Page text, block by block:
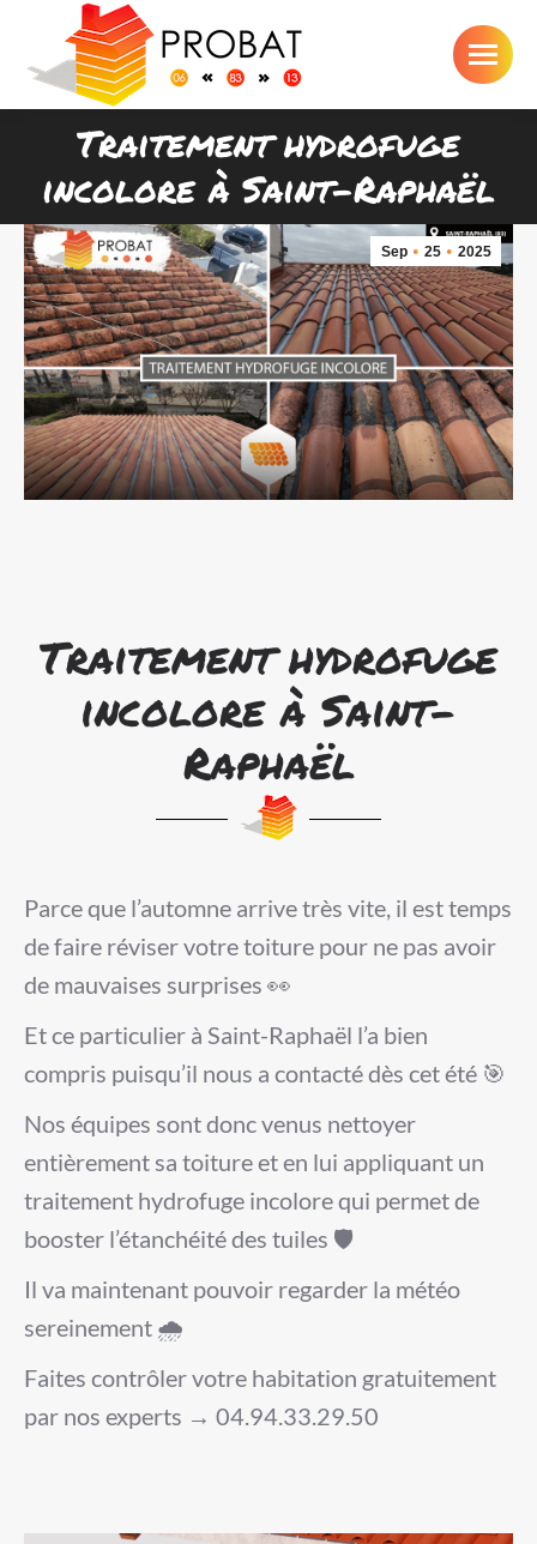
Traitement hydrofuge
incolore à Saint-Raphaël
Vous êtes ici :
Sep 25 2025
Traitement hydrofuge
incolore à Saint-
Raphaël
Parce que l’automne arrive très vite, il est temps
de faire réviser votre toiture pour ne pas avoir
de mauvaises surprises 👀
Et ce particulier à Saint-Raphaël l’a bien
compris puisqu’il nous a contacté dès cet été 🎯
Nos équipes sont donc venus nettoyer
entièrement sa toiture et en lui appliquant un
traitement hydrofuge incolore qui permet de
booster l’étanchéité des tuiles 🛡️
Il va maintenant pouvoir regarder la météo
sereinement 🌧️
Faites contrôler votre habitation gratuitement
par nos experts → 04.94.33.29.50